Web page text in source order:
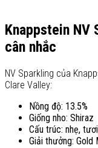
Knappstein NV
cân nhắc
NV Sparkling của
Clare Valley:
Nồng độ: 13.5%
Giống nho: Shiraz
Cấu trúc: nhẹ,
Giải thưởng: Gold